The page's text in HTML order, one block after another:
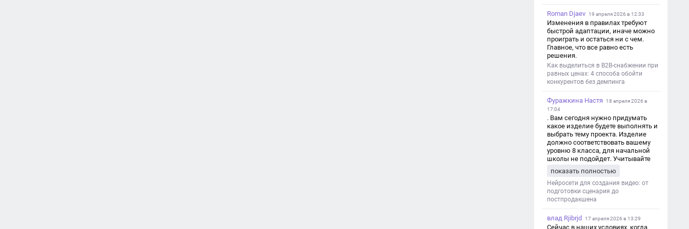
Roman Djaev 19 апреля 2026 в 12:33
Изменения в правилах требуют
быстрой адаптации, иначе можно
проиграть и остаться ни с чем.
Главное, что все равно есть
решения.
Как выделиться в B2B-снабжении при
равных ценах: 4 способа обойти
конкурентов без демпинга
Фуражкина Настя
18 апреля 2026 в
17:04
. Вам сегодня нужно придумать
какое изделие будете выполнять и
выбрать тему проекта. Изделие
должно соответствовать вашему
уровню 8 класса, для начальной
школы не подойдет. Учитывайте
уровня работы. Структура проекта 1.
Титульный лист - Название школы.
- Тип работы: «Проектная работа». -
Тема проекта. - Кто выполнил:
должность учителя. - Город, год. 2.
Введение - Актуальность темы
показать полностью
Нейросети для создания видео: от
подготовки сценария до
постпродакшена
влад Rjibrjd 17 апреля 2026 в 13:29
Сейчас в наших условиях, когда